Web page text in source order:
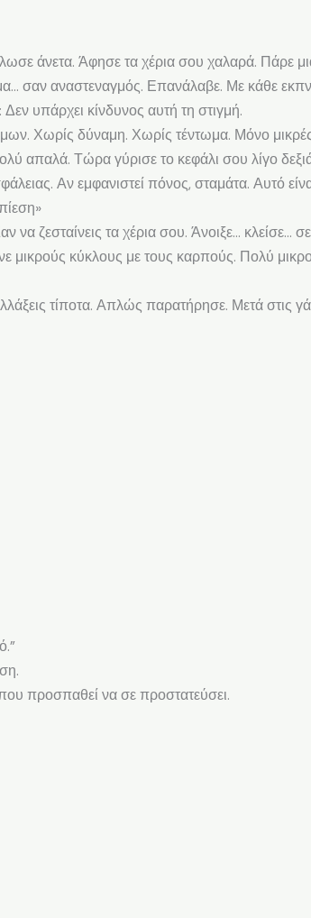
άνετα. Άφησε τα χέρια σου χαλαρά. Πάρε
σαν αναστεναγμός. Επανάλαβε. Με κάθε
υπάρχει κίνδυνος αυτή τη στιγμή.
Χωρίς δύναμη. Χωρίς τέντωμα. Μόνο
απαλά. Τώρα γύρισε το κεφάλι σου λίγο
Αν εμφανιστεί πόνος, σταμάτα. Αυτό
να ζεσταίνεις τα χέρια σου. Άνοιξε…
μικρούς κύκλους με τους καρπούς. Πολύ
τίποτα. Απλώς παρατήρησε. Μετά στις
προσπαθεί να σε προστατεύσει.